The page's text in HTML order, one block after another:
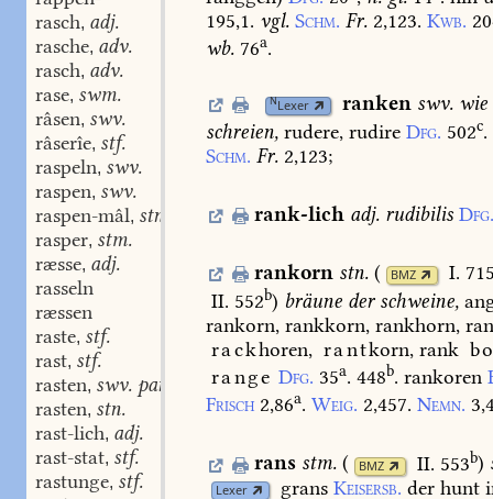
rasch, adj.
rasche, adv.
rasch, adv.
rase, swm.
râsen, swv.
râserîe, stf.
raspeln, swv.
raspen, swv.
raspen-mâl, stn.
rasper, stm.
ræsse, adj.
rasseln
ræssen
raste, stf.
rast, stf.
rasten, swv. part. adj.
rasten, stn.
rast-lich, adj.
rast-stat, stf.
rastunge, stf.
195,1. vgl. Schm. Fr. 2,123. Kwb.
wb. 76a.
NLexer ranken swv. wie
schreien, rudere, rudire Dfg. 502c.
Schm. Fr. 2,123;
rank-lich adj. rudibilis Dfg.
rankorn stn. ( BMZ
I.
II. 552b) bräune derschweine,
rankorn, rankkorn, rankhorn,
rackhoren, rantkorn, rank
range Dfg. 35a. 448b. rankoren
Frisch 2,86a. Weig. 2,457. Nemn.
rans stm. ( BMZ II. 553b)
Lexer grans Keisersb. der hunt